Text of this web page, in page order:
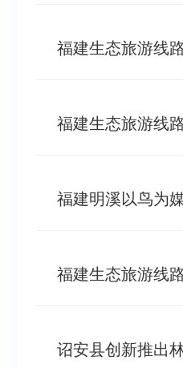
福建生态旅游线
福建生态旅游线
福建明溪以鸟为
福建生态旅游线
诏安县创新推出